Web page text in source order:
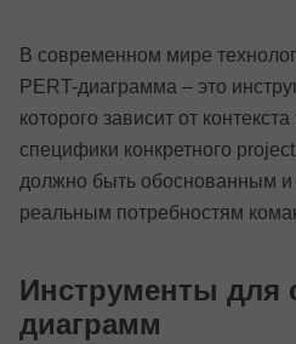
В современном мире
PERT-диаграмма – это
которого зависит от
специфики конкретного
должно быть обоснованным и
реальным потребностям
Инструменты для
диаграмм